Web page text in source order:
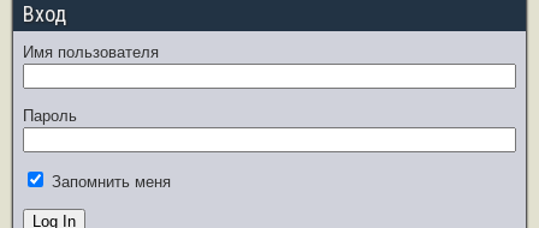
Вход
Имя пользователя
Пароль
Запомнить меня